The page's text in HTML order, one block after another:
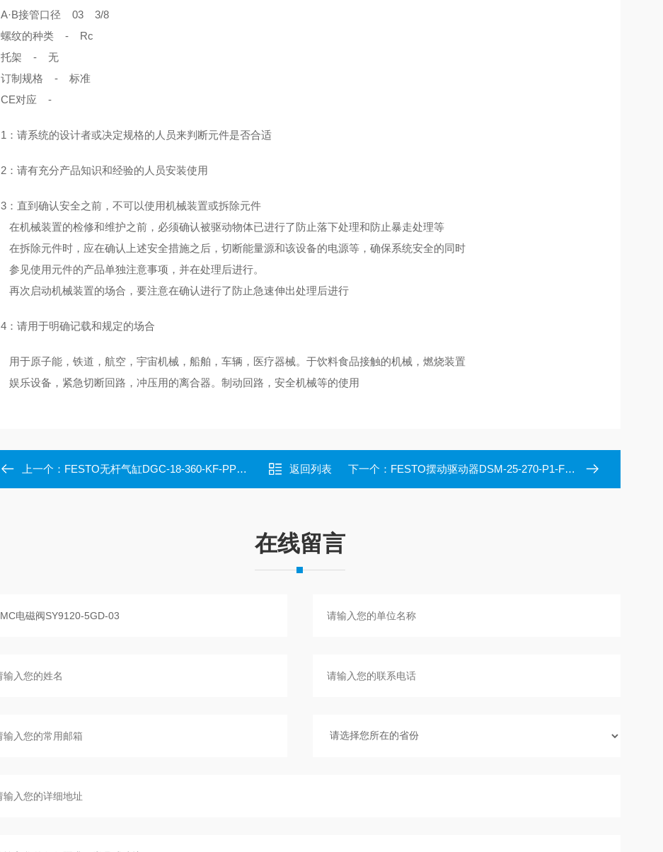
A·B接管口径 03 3/8
螺纹的种类 - Rc
托架 - 无
订制规格 - 标准
CE对应 -
1：请系统的设计者或决定规格的人员来判断元件是否合适
2：请有充分产品知识和经验的人员安装使用
3：直到确认安全之前，不可以使用机械装置或拆除元件
在机械装置的检修和维护之前，必须确认被驱动物体已进行了防止落下处理和防止暴走处理等
在拆除元件时，应在确认上述安全措施之后，切断能量源和该设备的电源等，确保系统安全的同时
参见使用元件的产品单独注意事项，并在处理后进行。
再次启动机械装置的场合，要注意在确认进行了防止急速伸出处理后进行
4：请用于明确记载和规定的场合
用于原子能，铁道，航空，宇宙机械，船舶，车辆，医疗器械。于饮料食品接触的机械，燃烧装置
娱乐设备，紧急切断回路，冲压用的离合器。制动回路，安全机械等的使用
上一个： FESTO无杆气缸DGC-18-360-KF-PPV-A 返回列表 下一个： FESTO摆动驱动器DSM-25-270-P1-FW-A-B
在线留言